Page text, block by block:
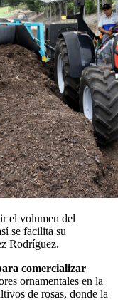
el volumen del
se facilita su
Rodríguez.
comercializar
ornamentales en la
de rosas, donde la